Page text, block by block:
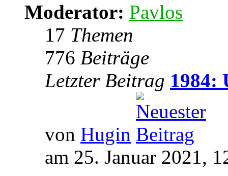
Moderator: Pavlos
17 Themen
776 Beiträge
Letzter Beitrag 1984:
von Hugin
am 25. Januar 2021,